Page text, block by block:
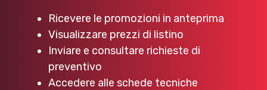
Ricevere le promozioni in anteprima
Visualizzare prezzi di listino
Inviare e consultare richieste di
preventivo
Accedere alle schede tecniche